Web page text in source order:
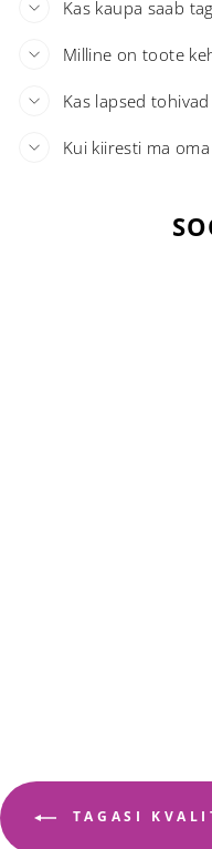
Kas kaupa saab
Milline on toote
Kas lapsed
Kui kiiresti ma
TAGASI